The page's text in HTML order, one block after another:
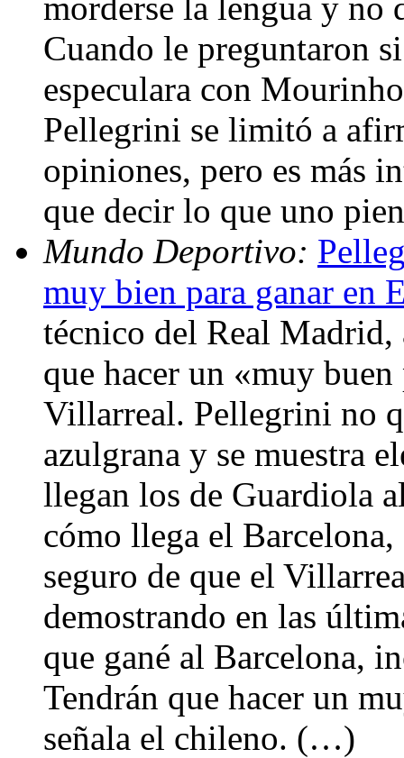
Cuando le preguntaron
especulara con
Pellegrini se limitó a
opiniones, pero es más
que decir lo que uno
Mundo Deportivo:
muy bien para ganar en
técnico del Real Madrid,
que hacer un «muy
Villarreal. Pellegrini no
azulgrana y se muestra
llegan los de Guardiola
cómo llega el Barcelona,
seguro de que el
demostrando en las
que gané al Barcelona,
Tendrán que hacer un
señala el chileno. (…)